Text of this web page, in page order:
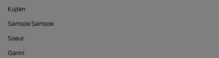
Kujten
Samsoe Samsoe
Soeur
Ganni